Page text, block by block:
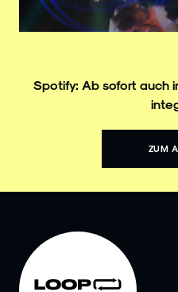
Spotify: Ab sofort auch
ZUM